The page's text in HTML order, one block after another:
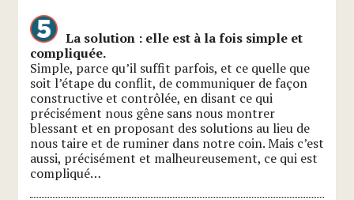
La solution : elle est à la fois simple et
compliquée.
Simple, parce qu’il suffit parfois, et ce quelle que
soit l’étape du conflit, de communiquer de façon
constructive et contrôlée, en disant ce qui
précisément nous gêne sans nous montrer
blessant et en proposant des solutions au lieu de
nous taire et de ruminer dans notre coin. Mais c’est
aussi, précisément et malheureusement, ce qui est
compliqué…